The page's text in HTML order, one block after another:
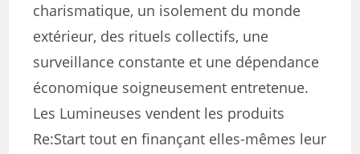
charismatique, un isolement du monde
extérieur, des rituels collectifs, une
surveillance constante et une dépendance
économique soigneusement entretenue.
Les Lumineuses vendent les produits
Re:Start tout en finançant elles-mêmes leur